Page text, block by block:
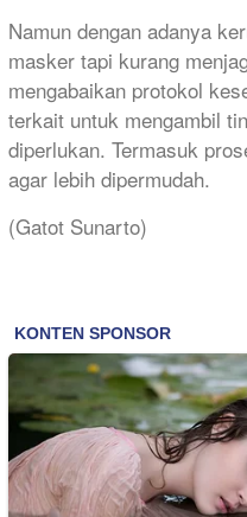
Namun dengan adanya
masker tapi kurang
mengabaikan protokol
terkait untuk mengambil
diperlukan. Termasuk
agar lebih dipermudah.
(Gatot Sunarto)